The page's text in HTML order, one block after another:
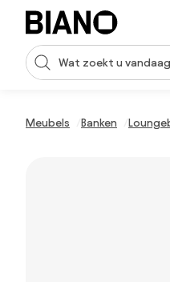
Navigatie overslaan, naar
Zoekopdracht invoeren
Meubels Banken